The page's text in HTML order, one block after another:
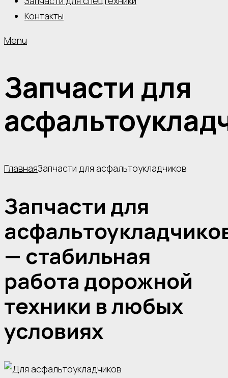
Контакты
Menu
Запчасти для
ГлавнаяЗапчасти для асфальтоукладчиков
Запчасти для
— стабильная
работа дорожной
техники в любых
условиях